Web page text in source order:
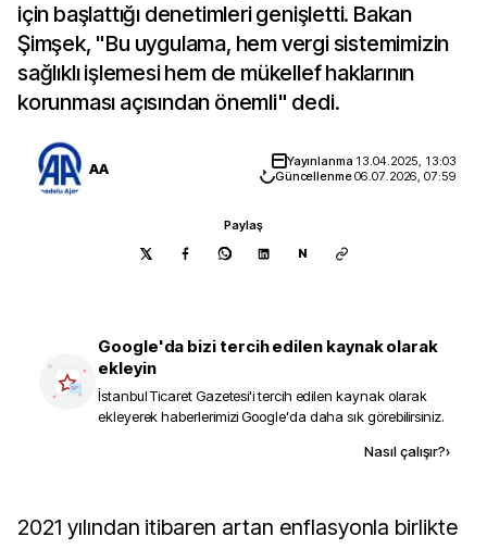
için başlattığı denetimleri genişletti. Bakan
Şimşek, "Bu uygulama, hem vergi sistemimizin
sağlıklı işlemesi hem de mükellef haklarının
korunması açısından önemli" dedi.
AA Yayınlanma 13.04.2025, 13:03
Güncellenme06.07.2026, 07:59
Paylaş
N
Google'da bizi tercih edilen kaynak olarak
ekleyin
İstanbul Ticaret Gazetesi'i tercih edilen kaynak olarak
ekleyerek haberlerimizi Google'da daha sık görebilirsiniz.
Nasıl çalışır?›
2021 yılından itibaren artan enflasyonla birlikte